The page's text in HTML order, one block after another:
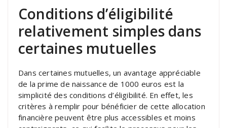
Conditions d’éligibilité
relativement simples dans
certaines mutuelles
Dans certaines mutuelles, un avantage appréciable
de la prime de naissance de 1000 euros est la
simplicité des conditions d’éligibilité. En effet, les
critères à remplir pour bénéficier de cette allocation
financière peuvent être plus accessibles et moins